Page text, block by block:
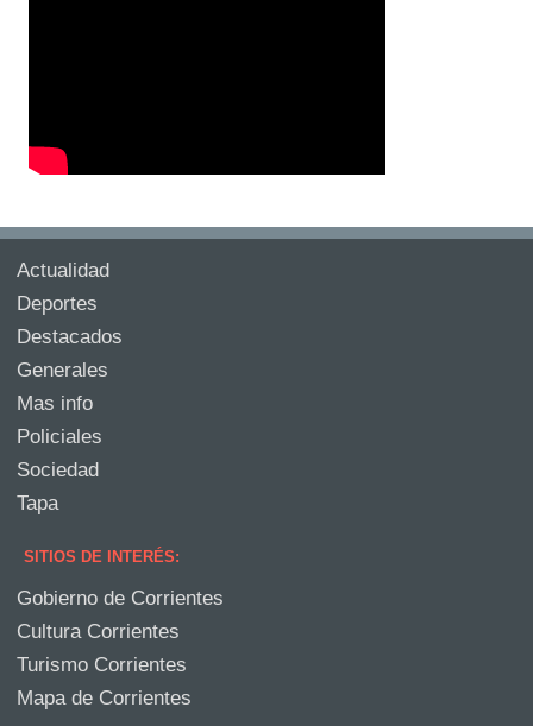
Actualidad
Deportes
Destacados
Generales
Mas info
Policiales
Sociedad
Tapa
SITIOS DE INTERÉS:
Gobierno de Corrientes
Cultura Corrientes
Turismo Corrientes
Mapa de Corrientes